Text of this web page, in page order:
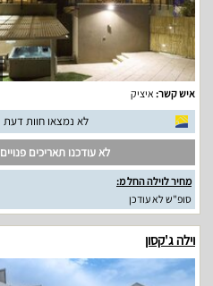
איש קשר: איציק
לא נמצאו חוות דעת
לא עודכנו תאריכים פנויים
מחיר לוילה החל מ:
סופ"ש לא עודכן
וילה ג'קסון